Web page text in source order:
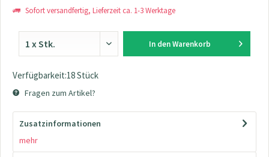
Sofort versandfertig, Lieferzeit ca. 1-3 Werktage
In den Warenkorb
Verfügbarkeit:18 Stück
Fragen zum Artikel?
Zusatzinformationen
mehr